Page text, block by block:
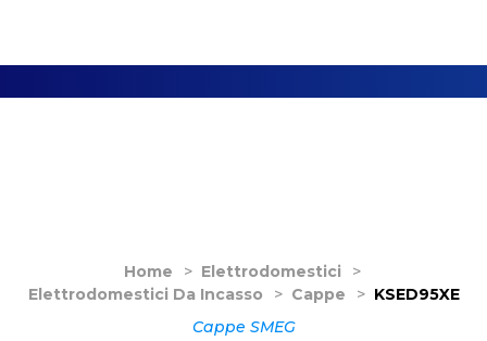
Home > Elettrodomestici
>
Elettrodomestici Da Incasso
> Cappe > KSED95XE
Cappe SMEG